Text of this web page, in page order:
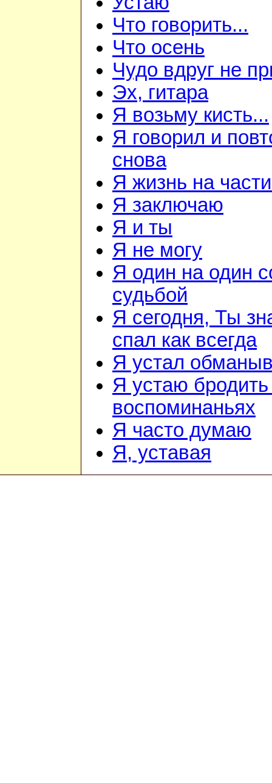
Что говорить...
Что осень
Чудо вдруг не
Эх, гитара
Я возьму кисть...
Я говорил и
снова
Я жизнь на
Я заключаю
Я и ты
Я не могу
Я один на один
судьбой
Я сегодня, Ты
спал как всегда
Я устал
Я устаю
воспоминаньях
Я часто думаю
Я, уставая